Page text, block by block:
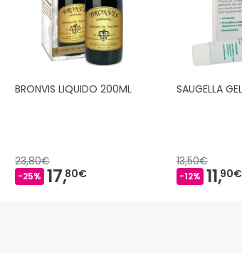
BRONVIS LIQUIDO 200ML
23,80€
-25% 17,80€
SAUGELLA
13,50€
-12% 11,90€